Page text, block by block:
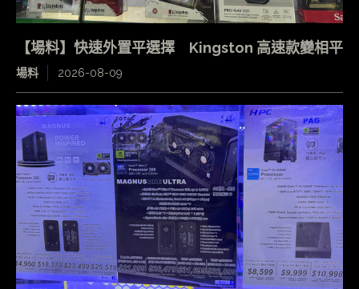
【場料】快速外置平選擇 Kingston 高速款變相平
場料 2026-08-09